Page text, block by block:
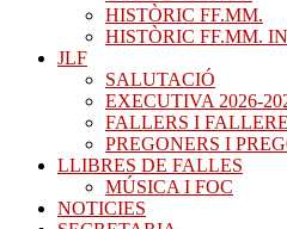
HISTÒRIC FF.MM.
HISTÒRIC FF.MM.
JLF
SALUTACIÓ
EXECUTIVA 2026-
FALLERS I
PREGONERS I
LLIBRES DE FALLES
MÚSICA I FOC
NOTICIES